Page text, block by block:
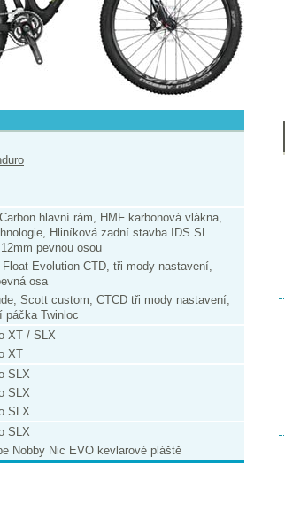
hlavní rám, HMF karbonová vlákna,
Hliníková zadní stavba IDS SL
pevnou osou
Float Evolution CTD, tři mody nastavení,
osa
Scott custom, CTCD tři mody nastavení,
páčka Twinloc
XT / SLX
XT
SLX
SLX
SLX
SLX
Nobby Nic EVO kevlarové pláště